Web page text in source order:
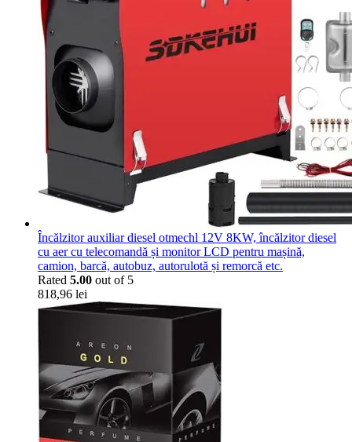
Încălzitor auxiliar diesel otmechl 12V 8KW, încălzitor diesel
cu aer cu telecomandă și monitor LCD pentru mașină,
camion, barcă, autobuz, autorulotă și remorcă etc.
Rated 5.00 out of 5
818,96 lei